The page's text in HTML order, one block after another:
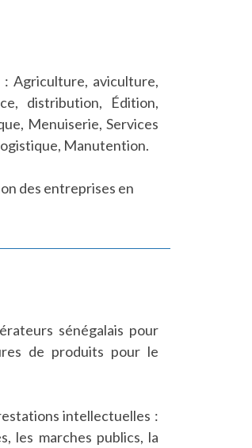
Agriculture, aviculture,
distribution, Édition,
Menuiserie, Services
Manutention.
des entreprises en
sénégalais pour
de produits pour le
intellectuelles :
les marches publics, la